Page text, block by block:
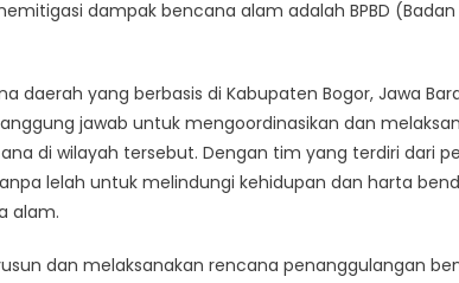
dampak bencana alam adalah BPBD (Badan
daerah yang berbasis di Kabupaten Bogor, Jawa
jawab untuk mengoordinasikan dan
di wilayah tersebut. Dengan tim yang terdiri dari
lelah untuk melindungi kehidupan dan harta
alam.
dan melaksanakan rencana penanggulangan